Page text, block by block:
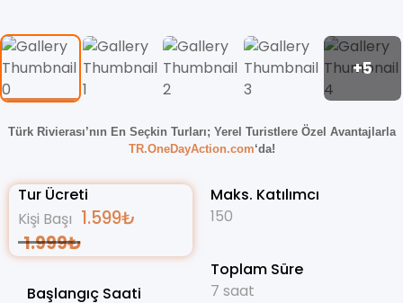
+5
Türk Rivierası’nın En Seçkin Turları; Yerel Turistlere Özel Avantajlarla
TR.OneDayAction.com‘da!
Tur Ücreti
Kişi Başı 1.599₺
1.999₺
Başlangıç Saati
Maks. Katılımcı
150
Toplam Süre
7 saat